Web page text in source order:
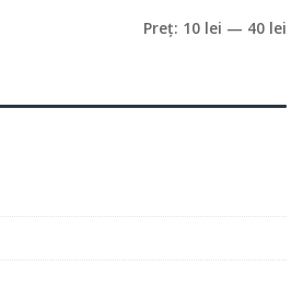
Preț: 10 lei — 40 lei